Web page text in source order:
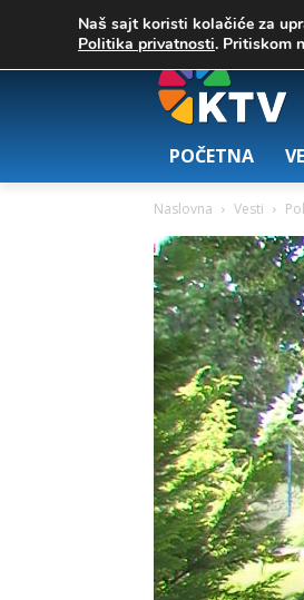
29.6 Zrenjanin
POČETNA
Naslovna Vesti
Naš sajt koristi kolačiće za
Politika privatnosti. Pritiskom